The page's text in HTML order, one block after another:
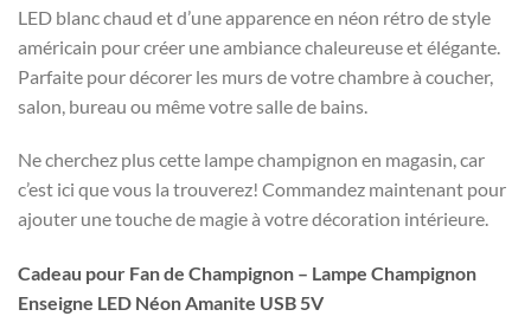
LED blanc chaud et d’une apparence en néon rétro de style
américain pour créer une ambiance chaleureuse et élégante.
Parfaite pour décorer les murs de votre chambre à coucher,
salon, bureau ou même votre salle de bains.
Ne cherchez plus cette lampe champignon en magasin, car
c’est ici que vous la trouverez! Commandez maintenant pour
ajouter une touche de magie à votre décoration intérieure.
Cadeau pour Fan de Champignon – Lampe Champignon
Enseigne LED Néon Amanite USB 5V